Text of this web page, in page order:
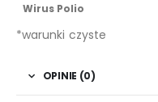
Wirus Polio
*warunki czyste
OPINIE (0)